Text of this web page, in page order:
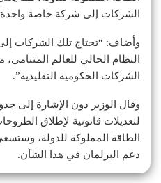
الشركات إلى شركة خاصة
وأضاف: “تحتاج تلك الشركات
النظام الحالي للعالم
الشركات الحكومية التقليدية”.
وقال الوزير دون الإشارة إلى
لتعديلات قانونية لإطلاق
الطاقة المملوكة للدولة،
دعم البرلمان في هذا الشأن.